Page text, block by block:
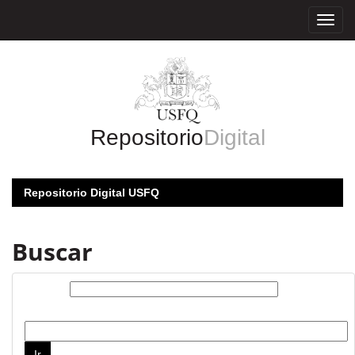
RepositorioDigital
Repositorio Digital USFQ
Buscar